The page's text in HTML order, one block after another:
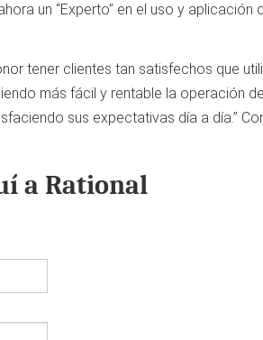
un “Experto” en el uso y
tener clientes tan satisfechos que
más fácil y rentable la operación
sus expectativas día a día.”
a Rational